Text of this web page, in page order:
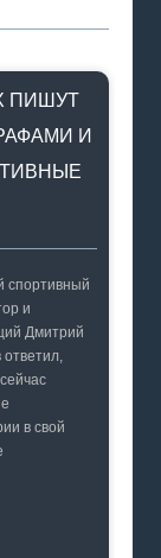
ПИШУТ
И
спортивный
и
Дмитрий
ответил,
в свой